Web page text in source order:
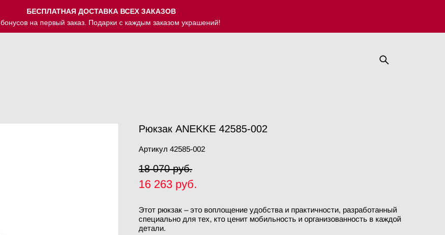
БЕСПЛАТНАЯ ДОСТАВКА ВСЕХ ЗАКАЗОВ
бонусов на первый заказ. Подарки с каждым заказом украшений!
Рюкзак ANEKKE 42585-002
Артикул 42585-002
18 070 pуб.
16 263 pуб.
Этот рюкзак – это воплощение удобства и практичности, разработанный
специально для тех, кто ценит мобильность и организованность в каждой
детали.